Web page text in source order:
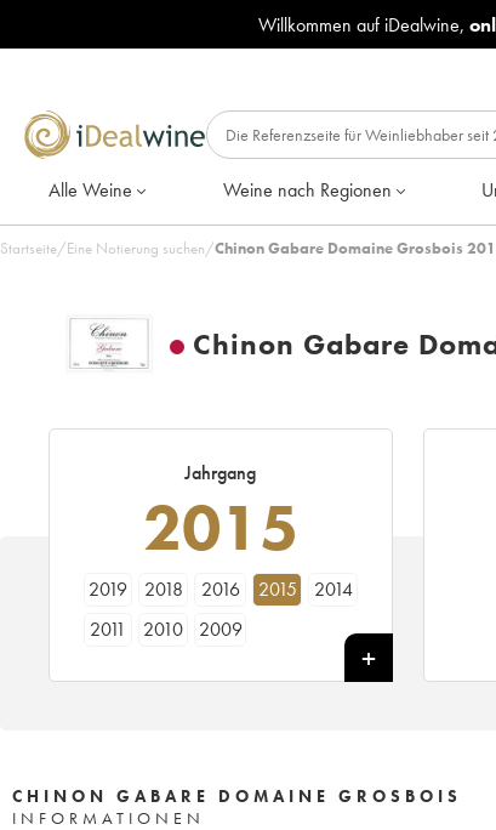
Willkommen auf iDealwine,
Alle Weine Weine nach Regionen
Startseite/Eine Notierung suchen/Chinon Gabare Domaine Grosbois
Chinon Gabare
Jahrgang
2015
2019 2018 2016 2015
2014
2011
2010 2009
CHINON GABARE DOMAINE GROSBOIS
INFORMATIONEN